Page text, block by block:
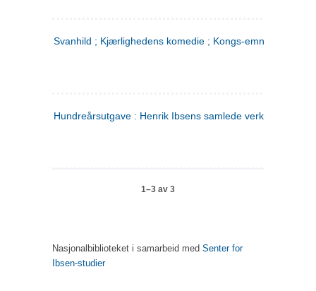
Svanhild ; Kjærlighedens komedie ; Kongs-emnerne
Hundreårsutgave : Henrik Ibsens samlede verker. 4
1–3 av 3
Nasjonalbiblioteket i samarbeid med Senter for
Ibsen-studier